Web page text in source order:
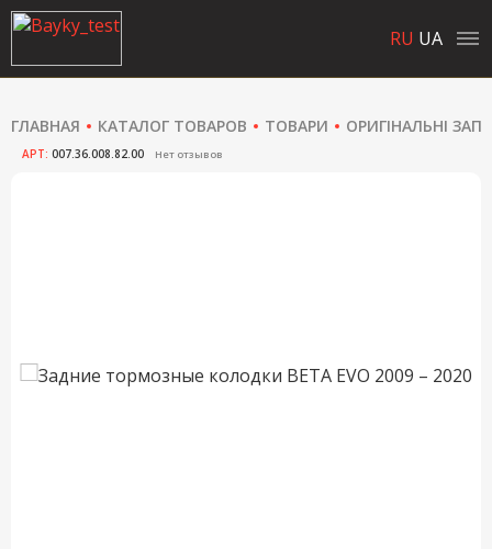
RU UA
ГЛАВНАЯ КАТАЛОГ ТОВАРОВ ТОВАРИ ОРИГІНАЛЬНІ
АРТ: 007.36.008.82.00 Нет отзывов